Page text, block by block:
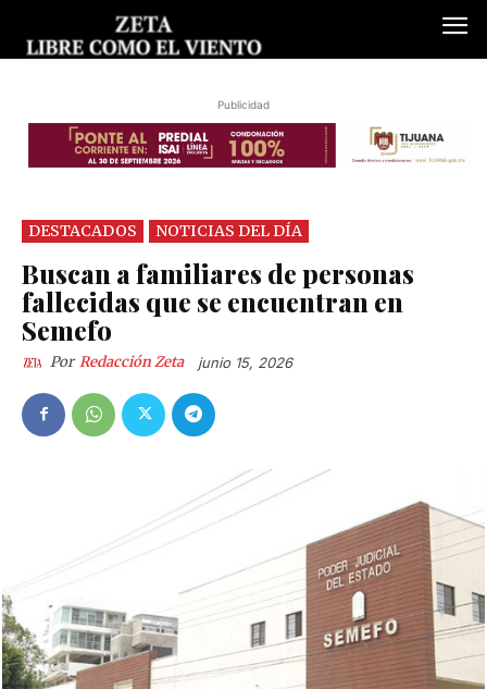
Publicidad
DESTACADOS NOTICIAS DEL DÍA
Buscan a familiares de personas
fallecidas que se encuentran en
Semefo
Por Redacción Zeta junio 15, 2026